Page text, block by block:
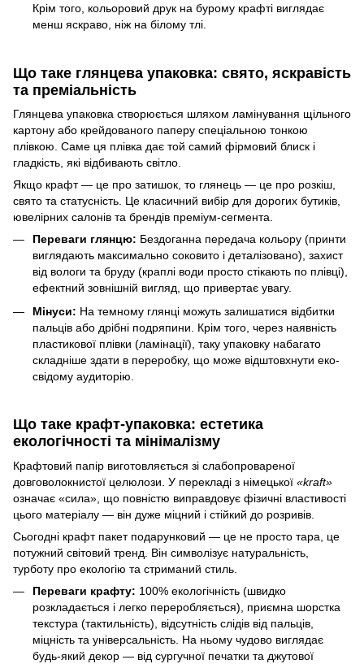
Крім того, кольоровий друк на бурому крафті виглядає
менш яскраво, ніж на білому тлі.
Що таке глянцева упаковка: свято, яскравість
та преміальність
Глянцева упаковка створюється шляхом ламінування щільного
картону або крейдованого паперу спеціальною тонкою
плівкою. Саме ця плівка дає той самий фірмовий блиск і
гладкість, які відбивають світло.
Якщо крафт — це про затишок, то глянець — це про розкіш,
свято та статусність. Це класичний вибір для дорогих бутиків,
ювелірних салонів та брендів преміум-сегмента.
Переваги глянцю: Бездоганна передача кольору (принти
виглядають максимально соковито і деталізовано), захист
від вологи та бруду (краплі води просто стікають по плівці),
ефектний зовнішній вигляд, що привертає увагу.
Мінуси: На темному глянці можуть залишатися відбитки
пальців або дрібні подряпини. Крім того, через наявність
пластикової плівки (ламінації), таку упаковку набагато
складніше здати в переробку, що може відштовхнути еко-
свідому аудиторію.
Що таке крафт-упаковка: естетика
екологічності та мінімалізму
Крафтовий папір виготовляється зі слабопровареної
довговолокнистої целюлози. У перекладі з німецької «kraft»
означає «сила», що повністю виправдовує фізичні властивості
цього матеріалу — він дуже міцний і стійкий до розривів.
Сьогодні крафт пакет подарунковий — це не просто тара, це
потужний світовий тренд. Він символізує натуральність,
турботу про екологію та стриманий стиль.
Переваги крафту: 100% екологічність (швидко
розкладається і легко переробляється), приємна шорстка
текстура (тактильність), відсутність слідів від пальців,
міцність та універсальність. На ньому чудово виглядає
будь-який декор — від сургучної печатки та джутової